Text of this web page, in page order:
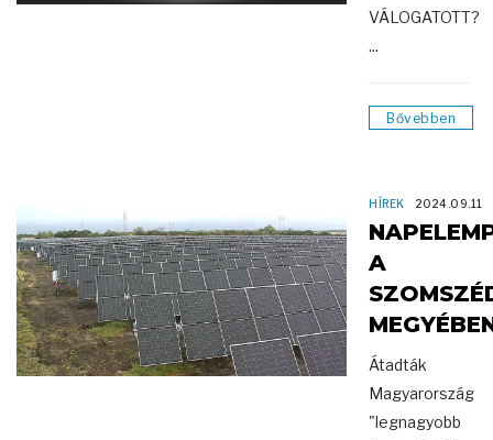
VÁLOGATOTT?
...
Bővebben
HÍREK 2024.09.11
A
Átadták
Magyarország
"legnagyobb